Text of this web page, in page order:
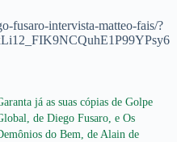
fusaro-intervista-matteo-fais/?
já as suas cópias de Golpe
de Diego Fusaro, e Os
do Bem, de Alain de